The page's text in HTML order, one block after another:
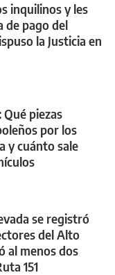
inquilinos y les
de pago del
la Justicia en
piezas
por los
y cuánto sale
se registró
del Alto
al menos dos
151